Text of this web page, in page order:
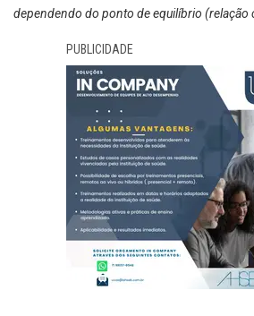
dependendo do ponto de equilíbrio (relação
PUBLICIDADE